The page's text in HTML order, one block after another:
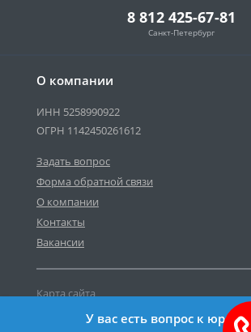
О компании
ИНН 5258990922
ОГРН 1142450261612
Задать вопрос
Форма обратной связи
О компании
Контакты
Вакансии
Карта сайта
Политика персональных данных
8 812 425-67-81
Санкт-Петербург
У вас есть вопрос к